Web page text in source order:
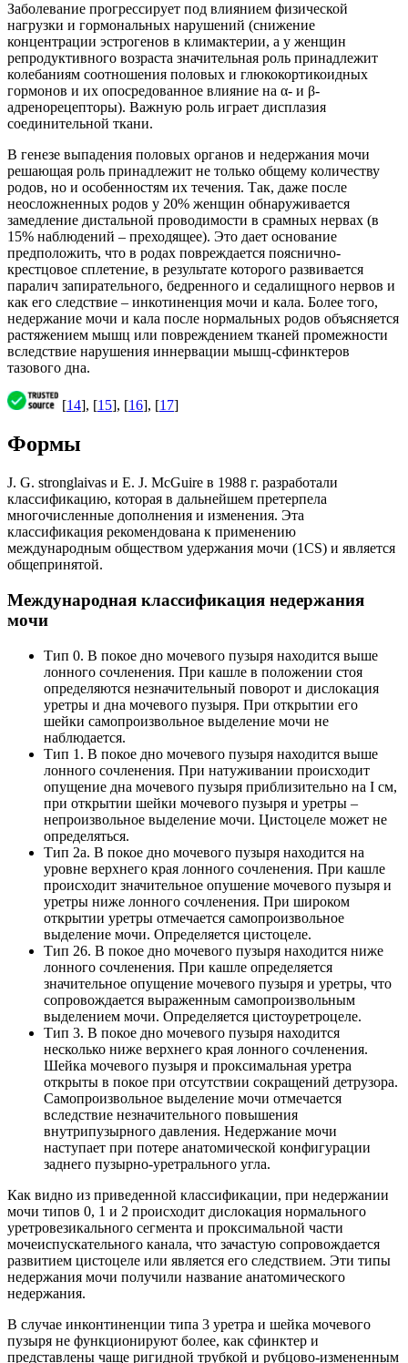
Заболевание прогрессирует под влиянием физической
нагрузки и гормональных нарушений (снижение
концентрации эстрогенов в климактерии, а у женщин
репродуктивного возраста значительная роль принадлежит
колебаниям соотношения половых и глюкокортикоидных
гормонов и их опосредованное влияние на α- и β-
адренорецепторы). Важную роль играет дисплазия
соединительной ткани.
В генезе выпадения половых органов и недержания мочи
решающая роль принадлежит не только общему количеству
родов, но и особенностям их течения. Так, даже после
неосложненных родов у 20% женщин обнаруживается
замедление дистальной проводимости в срамных нервах (в
15% наблюдений – преходящее). Это дает основание
предположить, что в родах повреждается пояснично-
крестцовое сплетение, в результате которого развивается
паралич запирательного, бедренного и седалищного нервов и
как его следствие – инкотиненция мочи и кала. Более того,
недержание мочи и кала после нормальных родов объясняется
растяжением мышц или повреждением тканей промежности
вследствие нарушения иннервации мышц-сфинктеров
тазового дна.
[14], [15], [16], [17]
Формы
J. G. stronglaivas и E. J. McGuire в 1988 г. разработали
классификацию, которая в дальнейшем претерпела
многочисленные дополнения и изменения. Эта
классификация рекомендована к применению
международным обществом удержания мочи (1CS) и является
общепринятой.
Международная классификация недержания
мочи
Тип 0. В покое дно мочевого пузыря находится выше
лонного сочленения. При кашле в положении стоя
определяются незначительный поворот и дислокация
уретры и дна мочевого пузыря. При открытии его
шейки самопроизвольное выделение мочи не
наблюдается.
Тип 1. В покое дно мочевого пузыря находится выше
лонного сочленения. При натуживании происходит
опущение дна мочевого пузыря приблизительно на I см,
при открытии шейки мочевого пузыря и уретры –
непроизвольное выделение мочи. Цистоцеле может не
определяться.
Тип 2а. В покое дно мочевого пузыря находится на
уровне верхнего края лонного сочленения. При кашле
происходит значительное опушение мочевого пузыря и
уретры ниже лонного сочленения. При широком
открытии уретры отмечается самопроизвольное
выделение мочи. Определяется цистоцеле.
Тип 26. В покое дно мочевого пузыря находится ниже
лонного сочленения. При кашле определяется
значительное опущение мочевого пузыря и уретры, что
сопровождается выраженным самопроизвольным
выделением мочи. Определяется цистоуретроцеле.
Тип 3. В покое дно мочевого пузыря находится
несколько ниже верхнего края лонного сочленения.
Шейка мочевого пузыря и проксимальная уретра
открыты в покое при отсутствии сокращений детрузора.
Самопроизвольное выделение мочи отмечается
вследствие незначительного повышения
внутрипузырного давления. Недержание мочи
наступает при потере анатомической конфигурации
заднего пузырно-уретрального угла.
Как видно из приведенной классификации, при недержании
мочи типов 0, 1 и 2 происходит дислокация нормального
уретровезикального сегмента и проксимальной части
мочеиспускательного канала, что зачастую сопровождается
развитием цистоцеле или является его следствием. Эти типы
недержания мочи получили название анатомического
недержания.
В случае инконтиненции типа 3 уретра и шейка мочевого
пузыря не функционируют более, как сфинктер и
представлены чаще ригидной трубкой и рубцово-измененным